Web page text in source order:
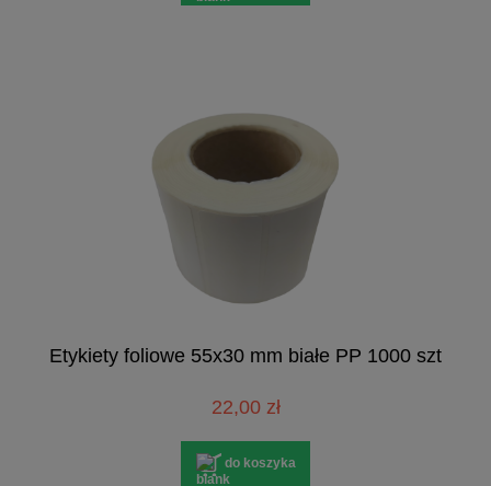
Etykiety foliowe 55x30 mm białe PP 1000 szt
22,00 zł
do koszyka